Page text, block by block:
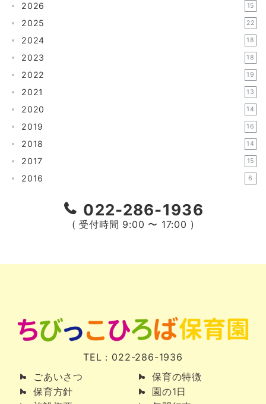
2026 15
2025 22
2024 18
2023 18
2022 19
2021 13
2020 14
2019 16
2018 14
2017 15
2016 6
022-286-1936
( 受付時間 9:00 〜 17:00 )
TEL：022-286-1936
ごあいさつ
保育方針
保育の特徴
園の1日